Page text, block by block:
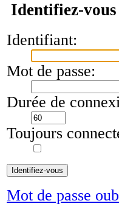
Identifiez-vous
Identifiant:
Mot de passe:
Durée de
Toujours
Mot de passe